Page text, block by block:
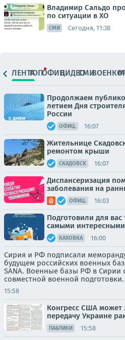
Владимир Сальдо
по ситуации в ХО
СМИ Сегодня, 11:38
ЛЕНТАТОПОФИЦ.ВИДЕОСМИ
Продолжаем
летием Дня
России
ОФИЦ. 16:07
Жительнице
ремонтом крыши
СКАДОВСК 16:07
Диспансеризация
заболевания на
ОФИЦ. 16:03
Подготовили для
самыми
КАХОВКА 16:00
Сирия и РФ подписали
будущем российских военных
SANA. Военные базы РФ в Сирии
совместной военной
15:58
Конгресс США может
передачу Украине
ПАБЛИКИ 15:58